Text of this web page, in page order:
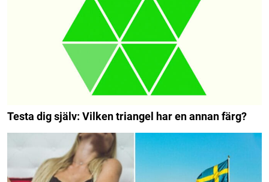
Testa dig själv: Vilken triangel har en annan färg?